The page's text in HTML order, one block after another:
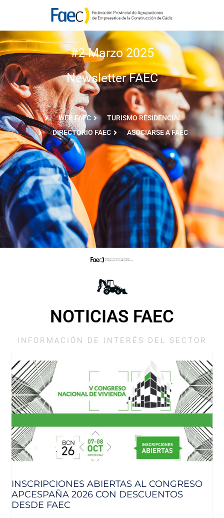
#2 Marzo 2025
Newsletter FAEC
WEB FAEC
TURISMO RESIDENCIAL
DIRECTORIO FAEC
ASOCIARSE A FAEC
NOTICIAS FAEC
INFORMACIÓN DE INTERÉS DEL SECTOR
INSCRIPCIONES ABIERTAS AL CONGRESO
APCESPAÑA 2026 CON DESCUENTOS
DESDE FAEC